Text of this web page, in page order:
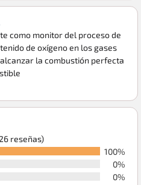
como monitor del proceso de
de oxígeno en los gases
la combustión perfecta
reseñas)
100%
0%
0%